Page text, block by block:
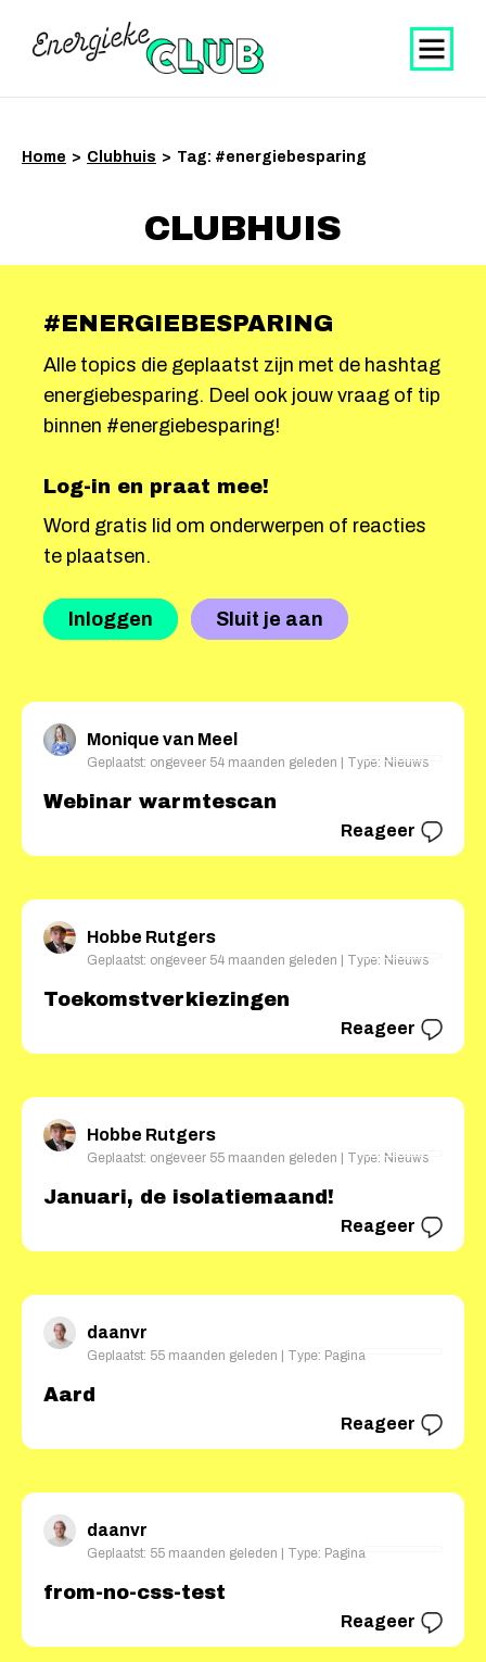
Home > Clubhuis > Tag: #energiebesparing
CLUBHUIS
#ENERGIEBESPARING
Alle topics die geplaatst zijn met de hashtag
energiebesparing. Deel ook jouw vraag of tip
binnen #energiebesparing!
Log-in en praat mee!
Word gratis lid om onderwerpen of reacties
te plaatsen.
Inloggen Sluit je aan
Monique van Meel
Geplaatst: ongeveer 54 maanden geleden | Type: Nieuws
Webinar warmtescan
Reageer
Hobbe Rutgers
Geplaatst: ongeveer 54 maanden geleden | Type: Nieuws
Toekomstverkiezingen
Reageer
Hobbe Rutgers
Geplaatst: ongeveer 55 maanden geleden | Type: Nieuws
Januari, de isolatiemaand!
Reageer
daanvr
Geplaatst: 55 maanden geleden | Type: Pagina
Aard
Reageer
daanvr
Geplaatst: 55 maanden geleden | Type: Pagina
from-no-css-test
Reageer